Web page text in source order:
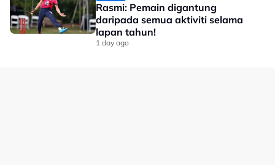
Rasmi: Pemain digantung
daripada semua aktiviti selama
lapan tahun!
1 day ago